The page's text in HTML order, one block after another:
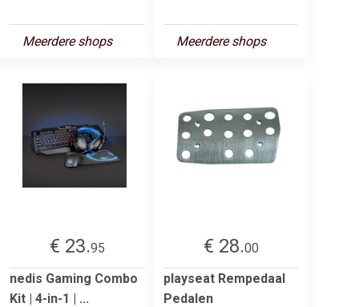
Meerdere shops Meerdere shops
€ 23.95
nedis Gaming Combo
Kit | 4-in-1 | ...
€ 28.00
playseat Rempedaal
Pedalen